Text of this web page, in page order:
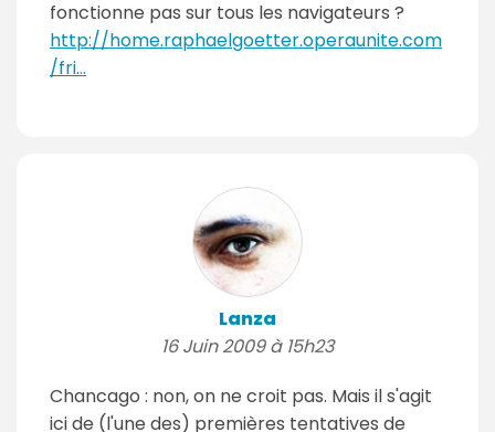
fonctionne pas sur tous les navigateurs ?
http://home.raphaelgoetter.operaunite.com
/fri...
Lanza
16 Juin 2009 à 15h23
Chancago : non, on ne croit pas. Mais il s'agit
ici de (l'une des) premières tentatives de